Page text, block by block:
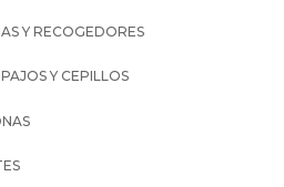
Y RECOGEDORES
Y CEPILLOS